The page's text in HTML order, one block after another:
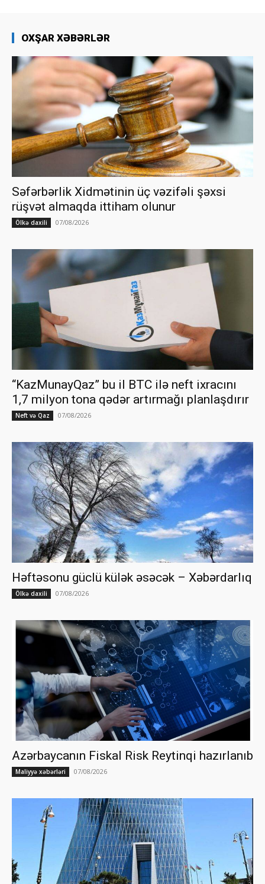
OXŞAR XƏBƏRLƏR
Səfərbərlik Xidmətinin üç vəzifəli şəxsi
rüşvət almaqda ittiham olunur
Ölkə daxili 07/08/2026
“KazMunayQaz” bu il BTC ilə neft ixracını
1,7 milyon tona qədər artırmağı planlaşdırır
Neft və Qaz 07/08/2026
Həftəsonu güclü külək əsəcək – Xəbərdarlıq
Ölkə daxili 07/08/2026
Azərbaycanın Fiskal Risk Reytinqi hazırlanıb
Maliyyə xəbərləri 07/08/2026